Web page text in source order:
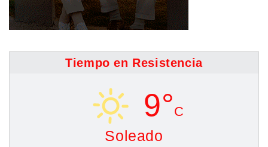
Tiempo en Resistencia
9°C
Soleado